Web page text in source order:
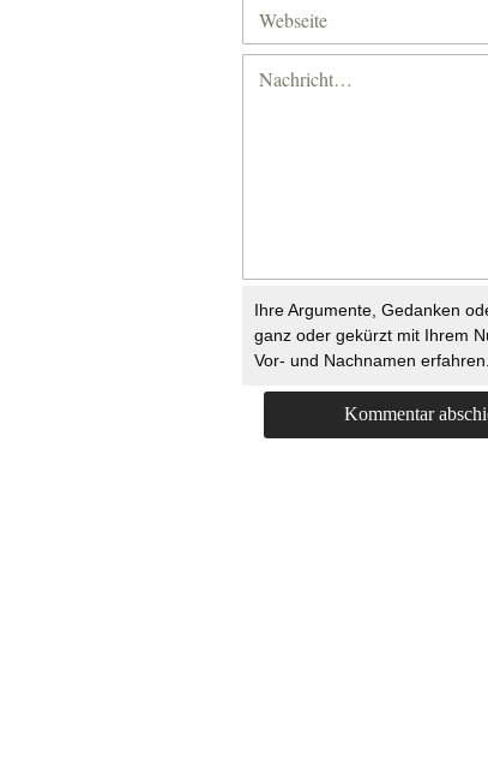
Ihre Argumente, Gedanken
ganz oder gekürzt mit Ihrem
Vor- und Nachnamen erfahren.